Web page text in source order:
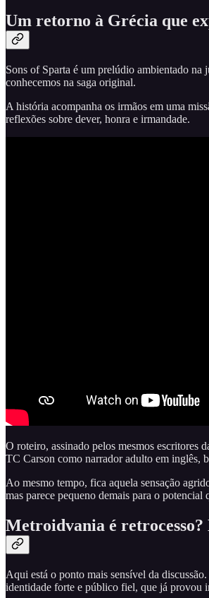
Um retorno à Grécia que
Sons of Sparta é um prelúdio ambientado na
conhecemos na saga original.
A história acompanha os irmãos em uma
reflexões sobre dever, honra e irmandade.
O roteiro, assinado pelos mesmos escritores
TC Carson como narrador adulto em inglês,
Ao mesmo tempo, fica aquela sensação
mas parece pequeno demais para o potencial
Metroidvania é retrocesso?
Aqui está o ponto mais sensível da
identidade forte e público fiel, que já provou